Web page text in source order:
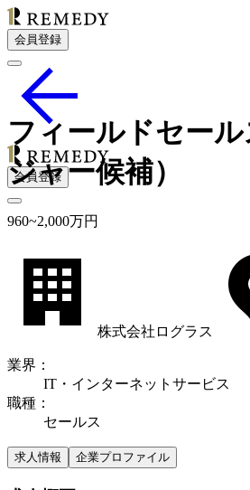
会員登録
会員登録
フィールドセー
ジャー候補）
960~2,000万円
株式会社ログラス
業界 ：
IT・インターネットサービス
職種 ：
セールス
求人情報 企業プロファイル